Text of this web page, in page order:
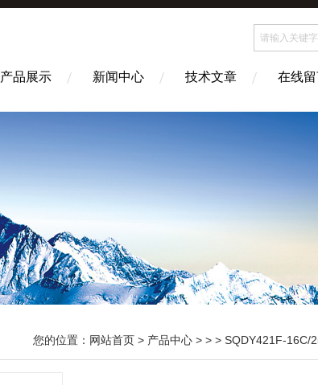
产品展示 新闻中心 技术文章 在线
您的位置： 网站首页 > 产品中心 > > > SQDY421F-16C/